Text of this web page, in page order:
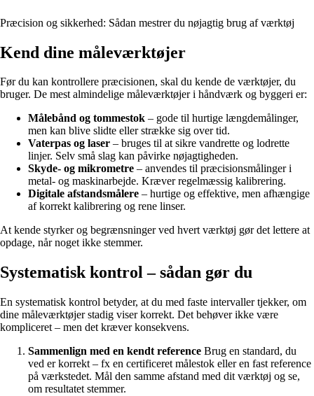
Præcision og sikkerhed: Sådan mestrer du nøjagtig brug af værktøj
Kend dine måleværktøjer
Før du kan kontrollere præcisionen, skal du kende de værktøjer, du
bruger. De mest almindelige måleværktøjer i håndværk og byggeri er:
Målebånd og tommestok – gode til hurtige længdemålinger,
men kan blive slidte eller strække sig over tid.
Vaterpas og laser – bruges til at sikre vandrette og lodrette
linjer. Selv små slag kan påvirke nøjagtigheden.
Skyde- og mikrometre – anvendes til præcisionsmålinger i
metal- og maskinarbejde. Kræver regelmæssig kalibrering.
Digitale afstandsmålere – hurtige og effektive, men afhængige
af korrekt kalibrering og rene linser.
At kende styrker og begrænsninger ved hvert værktøj gør det lettere at
opdage, når noget ikke stemmer.
Systematisk kontrol – sådan gør du
En systematisk kontrol betyder, at du med faste intervaller tjekker, om
dine måleværktøjer stadig viser korrekt. Det behøver ikke være
kompliceret – men det kræver konsekvens.
Sammenlign med en kendt reference Brug en standard, du
ved er korrekt – fx en certificeret målestok eller en fast reference
på værkstedet. Mål den samme afstand med dit værktøj og se,
om resultatet stemmer.